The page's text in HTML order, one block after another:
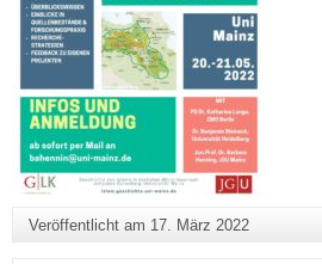
Veröffentlicht am 17. März 2022